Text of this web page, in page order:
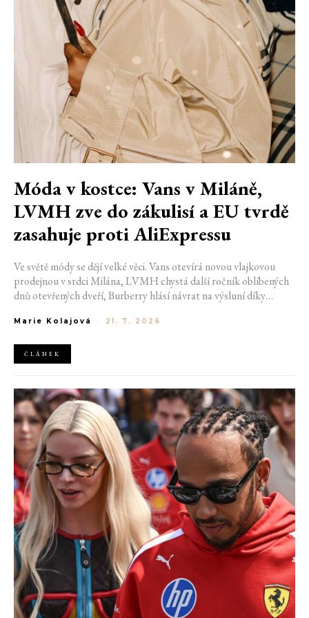
Móda v kostce: Vans v Miláně,
LVMH zve do zákulisí a EU tvrdě
zasahuje proti AliExpressu
Ve světě módy se dějí velké věci. Vans otevírá novou vlajkovou
prodejnou v srdci Milána, LVMH chystá další ročník oblíbených
dnů otevřených dveří, Burberry hlásí návrat na výsluní díky
AliExpress.
Marie Kolajová - 21. 7. 2026
ČLÁNEK